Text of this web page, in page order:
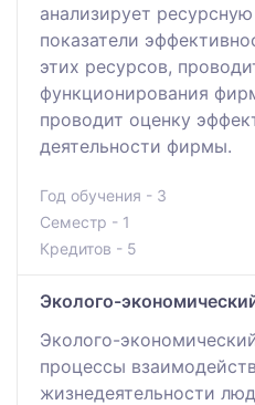
анализирует
показатели
этих ресурсов,
функционирования
проводит оценку
деятельности фирмы.
Год обучения - 3
Семестр - 1
Кредитов - 5
Эколого-
Эколого-
процессы
жизнедеятельности